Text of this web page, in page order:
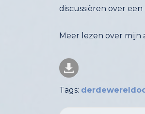
discussiëren over
Meer lezen over
Tags: